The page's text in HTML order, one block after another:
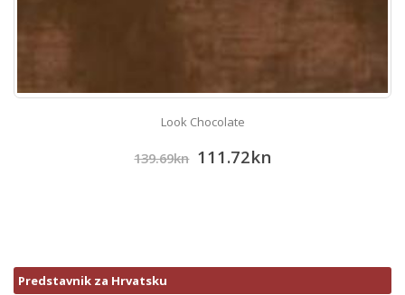
Look Chocolate
139.69kn 111.72kn
Predstavnik za Hrvatsku